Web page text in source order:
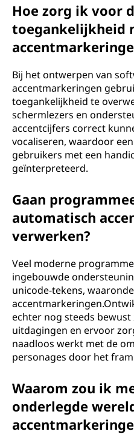
Hoe zorg ik voor
toegankelijkheid
Bij het ontwerpen van
accentmarkeringen
toegankelijkheid te
schermlezers en
accentcijfers correct
vocaliseren, waardoor
gebruikers met een
geïnterpreteerd.
Gaan
automatisch
verwerken?
Veel moderne
ingebouwde
unicode-tekens,
echter nog steeds
uitdagingen en ervoor
naadloos werkt met de
personages door het
Waarom zou ik
onderlegde